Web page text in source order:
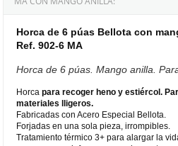
Horca de 6 púas Bellota con
Ref. 902-6 MA
Horca de 6 púas. Mango anilla.
Horcapara recoger heno y estiércol.
materiales lligeros.
Fabricadas con Acero Especial Bellota.
Forjadas en una sola pieza, irrompibles.
Tratamiento térmico 3+ para alargar la